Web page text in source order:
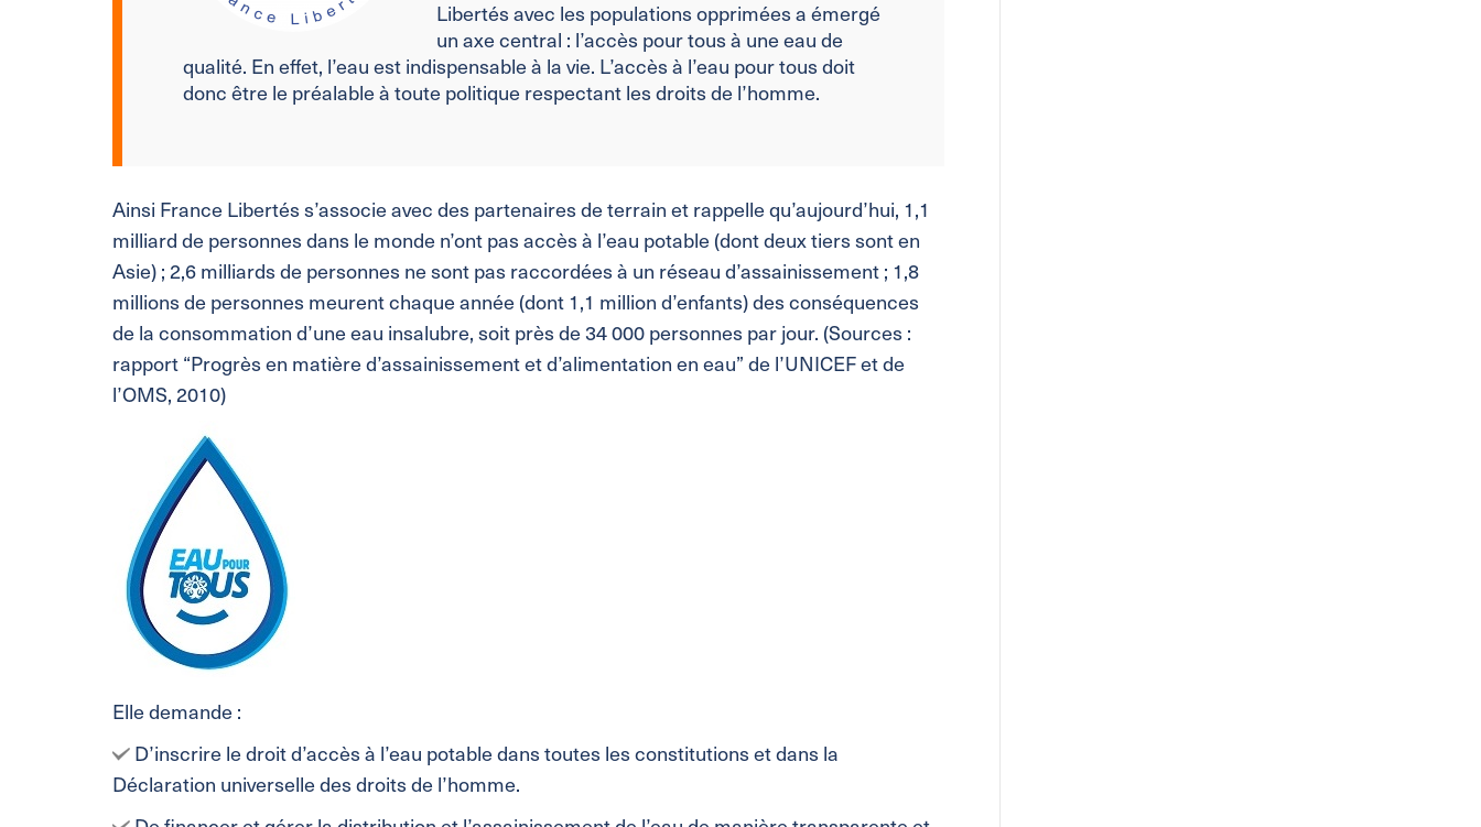
Libertés avec les populations opprimées a émergé
un axe central : l’accès pour tous à une eau de
qualité. En effet, l’eau est indispensable à la vie. L’accès à l’eau pour tous doit
donc être le préalable à toute politique respectant les droits de l’homme.
Ainsi France Libertés s’associe avec des partenaires de terrain et rappelle qu’aujourd’hui, 1,1
milliard de personnes dans le monde n’ont pas accès à l’eau potable (dont deux tiers sont en
Asie) ; 2,6 milliards de personnes ne sont pas raccordées à un réseau d’assainissement ; 1,8
millions de personnes meurent chaque année (dont 1,1 million d’enfants) des conséquences
de la consommation d’une eau insalubre, soit près de 34 000 personnes par jour. (Sources :
rapport “Progrès en matière d’assainissement et d’alimentation en eau” de l’UNICEF et de
l’OMS, 2010)
Elle demande :
D’inscrire le droit d’accès à l’eau potable dans toutes les constitutions et dans la
Déclaration universelle des droits de l’homme.